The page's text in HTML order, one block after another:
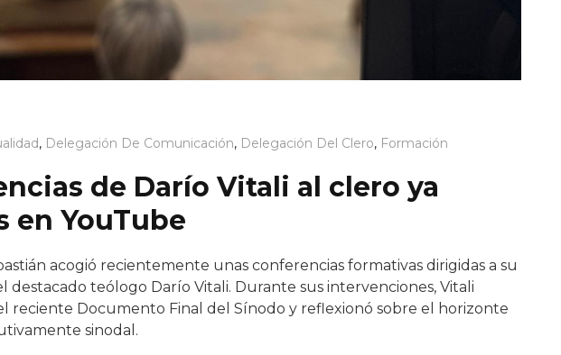
, Delegación De Comunicación, Delegación Del Clero, Formación
de Darío Vitali al clero ya
en YouTube
acogió recientemente unas conferencias formativas dirigidas a su
destacado teólogo Darío Vitali. Durante sus intervenciones, Vitali
reciente Documento Final del Sínodo y reflexionó sobre el horizonte
sinodal.